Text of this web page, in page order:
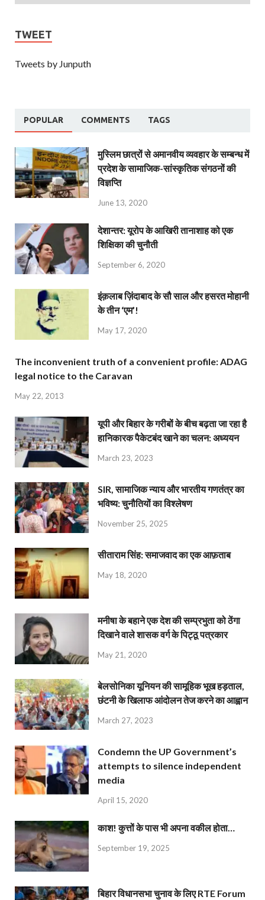
TWEET
Tweets by Junputh
POPULAR COMMENTS TAGS
मुस्लिम छात्रों से अमानवीय व्यवहार के सम्बन्ध में
प्रदेश के सामाजिक-सांस्कृतिक संगठनों की
विज्ञप्ति
June 13, 2020
देशान्‍तर: यूरोप के आखिरी तानाशाह को एक
शिक्षिका की चुनौती
September 6, 2020
इंक़लाब ज़िंदाबाद के सौ साल और हसरत मोहानी
के तीन ‘एम’!
May 17, 2020
The inconvenient truth of a convenient profile: ADAG
legal notice to the Caravan
May 22, 2013
यूपी और बिहार के गरीबों के बीच बढ़ता जा रहा है
हानिकारक पैकेटबंद खाने का चलन: अध्ययन
March 23, 2023
SIR, सामाजिक न्याय और भारतीय गणतंत्र का
भविष्य: चुनौतियों का विश्लेषण
November 25, 2025
सीताराम सिंह: समाजवाद का एक आफ़ताब
May 18, 2020
मनीषा के बहाने एक देश की सम्प्रभुता को ठेंगा
दिखाने वाले शासक वर्ग के पिट्ठू पत्रकार
May 21, 2020
बेलसोनिका यूनियन की सामूहिक भूख हड़ताल,
छंटनी के खिलाफ आंदोलन तेज करने का आह्वान
March 27, 2023
Condemn the UP Government’s
attempts to silence independent
media
April 15, 2020
काश! कुत्तों के पास भी अपना वकील होता…
September 19, 2025
बिहार विधानसभा चुनाव के लिए RTE Forum